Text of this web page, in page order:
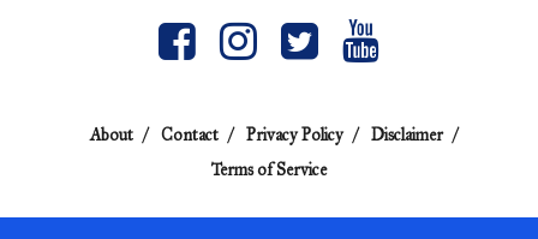
About Contact Privacy Policy
Disclaimer
Terms of Service